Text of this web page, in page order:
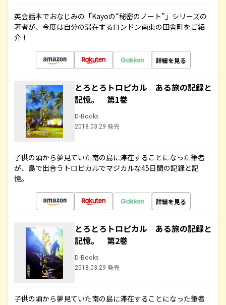
英会話本でおなじみの「Kayoの“秘密のノート”」シリーズの
著者が、今度は自分の滞在するロンドン南東の田舎町をご紹
介！
詳細を見る
とろとろトロピカル ある旅の記録と
記憶。 第1巻
D-Books
2018.03.29 発売
子供の頃から夢見ていた南の島に滞在することになった筆者
が、島で出合うトロピカルでマジカルな45日間の記録と記
憶。
詳細を見る
とろとろトロピカル ある旅の記録と
記憶。 第2巻
D-Books
2018.03.29 発売
子供の頃から夢見ていた南の島に滞在することになった筆者